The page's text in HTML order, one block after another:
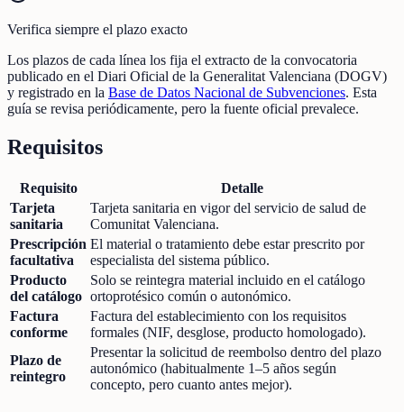
Verifica siempre el plazo exacto
Los plazos de cada línea los fija el extracto de la convocatoria
publicado en el Diari Oficial de la Generalitat Valenciana (DOGV)
y registrado en la Base de Datos Nacional de Subvenciones. Esta
guía se revisa periódicamente, pero la fuente oficial prevalece.
Requisitos
Requisito
Detalle
Tarjeta
sanitaria
Tarjeta sanitaria en vigor del servicio de salud de
Comunitat Valenciana.
Prescripción
facultativa
El material o tratamiento debe estar prescrito por
especialista del sistema público.
Producto
del catálogo
Solo se reintegra material incluido en el catálogo
ortoprotésico común o autonómico.
Factura
conforme
Factura del establecimiento con los requisitos
formales (NIF, desglose, producto homologado).
Plazo de
reintegro
Presentar la solicitud de reembolso dentro del plazo
autonómico (habitualmente 1–5 años según
concepto, pero cuanto antes mejor).